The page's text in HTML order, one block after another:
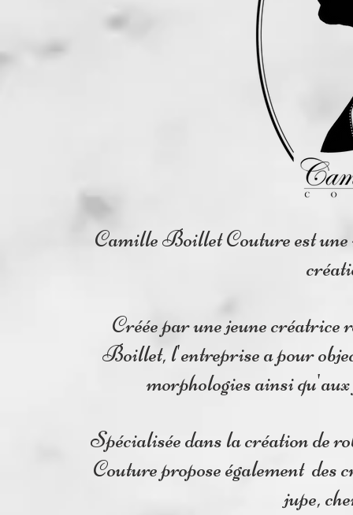
Camille Boillet Couture est une
Créée par une jeune créatrice
Boillet, l'entreprise a pour
morphologies ainsi
Spécialisée dans la création de
Couture propose également des
jupe,